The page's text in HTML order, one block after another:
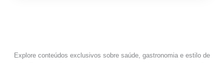
Explore conteúdos exclusivos sobre saúde, gastronomia e estilo de